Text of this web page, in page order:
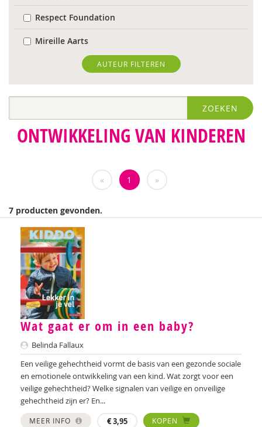
Respect Foundation
Mireille Aarts
Marijke Adema
Ilse Aerden
Teatske Altenburg
Nishaan Ardjosemito
Siela Ardjosemito-Jethoe
Chantal Ariens
Nicole van Asten
Diverse auteurs
Anne-Floor Bakker
Miriam Barendregt
Ana del Barrio Saiz
Rina Bartels
Zeina Bassa
Laura Batstra
AUTEUR FILTEREN
ZOEKEN
ONTWIKKELING VAN KINDEREN
« 1 »
7 producten gevonden.
Wat gaat er om in een baby?
Belinda Fallaux
Een veilige gehechtheid vormt de basis van een gezonde sociale
en emotionele ontwikkeling van een kind. Wat zorgt voor een
veilige gehechtheid? Welke signalen van veilige en onveilige
gehechtheid zijn er? En...
MEER INFO €3,95
KOPEN